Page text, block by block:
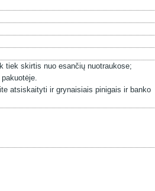
tiek skirtis nuo esančių nuotraukose;
atsiskaityti ir grynaisiais pinigais ir banko